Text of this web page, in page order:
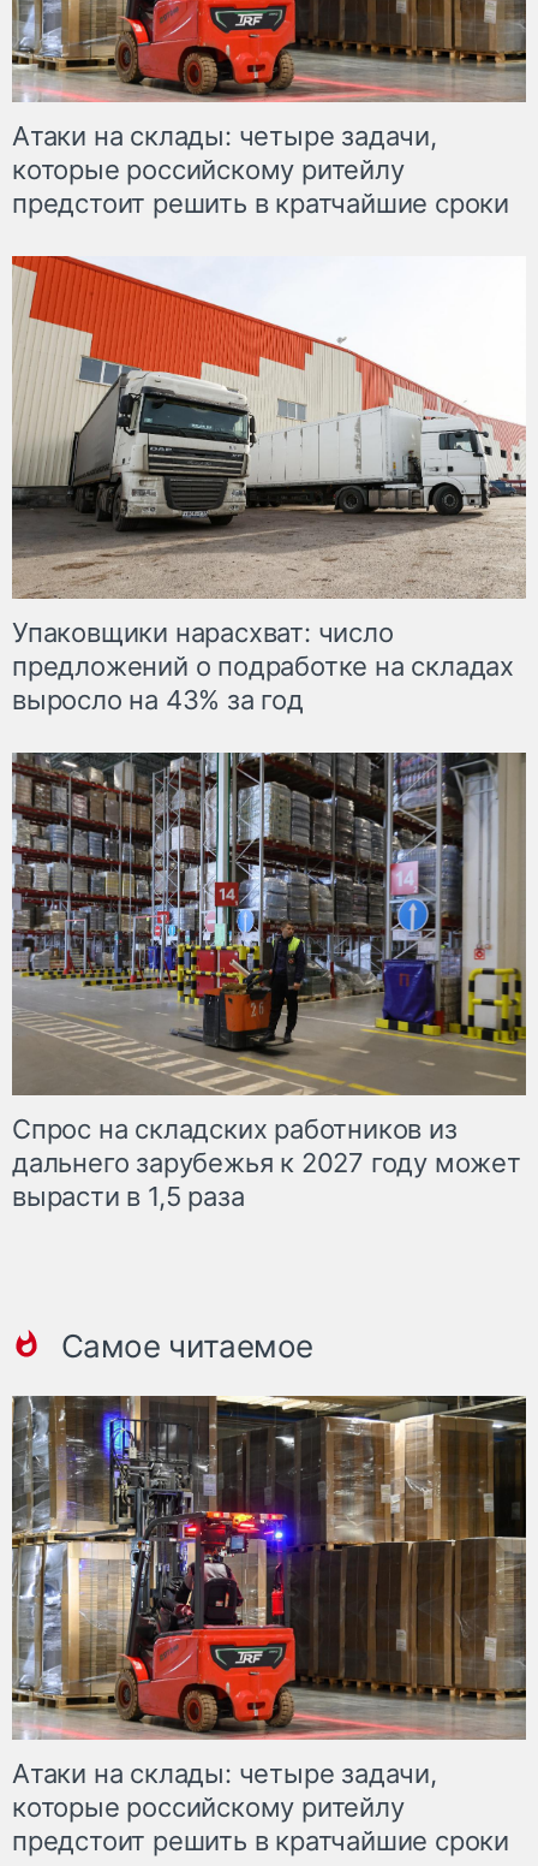
Атаки на склады: четыре задачи,
которые российскому ритейлу
предстоит решить в кратчайшие сроки
Упаковщики нарасхват: число
предложений о подработке на складах
выросло на 43% за год
Спрос на складских работников из
дальнего зарубежья к 2027 году может
вырасти в 1,5 раза
Самое читаемое
Атаки на склады: четыре задачи,
которые российскому ритейлу
предстоит решить в кратчайшие сроки